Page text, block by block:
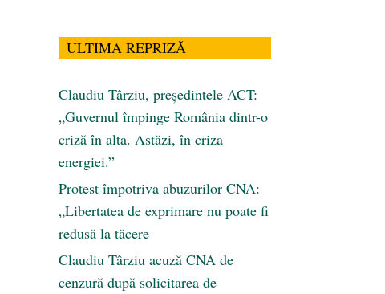
ULTIMA REPRIZĂ
Claudiu Târziu, președintele ACT:
„Guvernul împinge România dintr-o
criză în alta. Astăzi, în criza
energiei.”
Protest împotriva abuzurilor CNA:
„Libertatea de exprimare nu poate fi
redusă la tăcere
Claudiu Târziu acuză CNA de
cenzură după solicitarea de